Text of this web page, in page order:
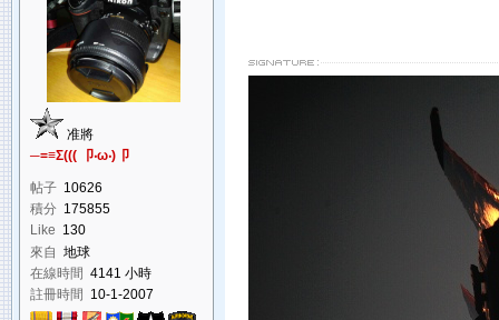
准將
─=≡Σ((( 卩‧ω‧)卩
帖子 10626
積分 175855
Like 130
來自 地球
在線時間 4141 小時
註冊時間
10-1-2007